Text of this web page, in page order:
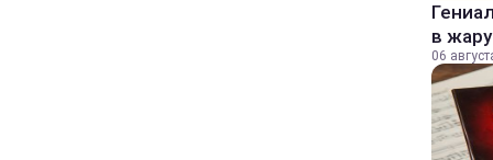
в
06